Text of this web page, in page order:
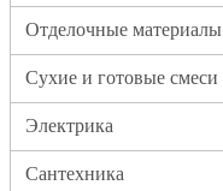
Отделочные материалы
Сухие и готовые смеси
Электрика
Сантехника